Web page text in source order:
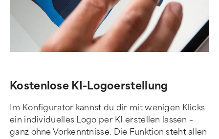
Kostenlose KI-Logoerstellung
Im Konfigurator kannst du dir mit wenigen Klicks
ein individuelles Logo per KI erstellen lassen –
ganz ohne Vorkenntnisse. Die Funktion steht allen